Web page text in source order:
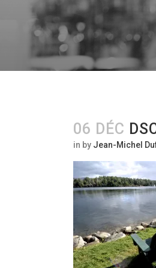
06 DÉC
in by Jean-Michel